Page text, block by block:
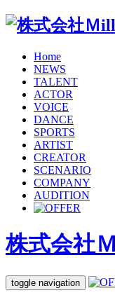
Home
NEWS
TALENT
ACTOR
VOICE
DANCE
SPORTS
ARTIST
CREATOR
SCENARIO
COMPANY
AUDITION
株式会社
toggle navigation